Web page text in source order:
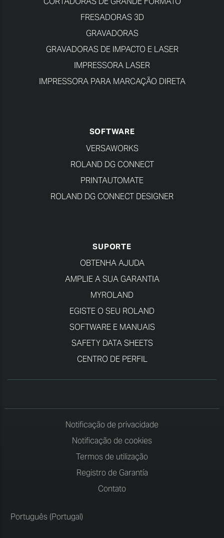
FRESADORAS 3D
GRAVADORAS
GRAVADORAS DE IMPACTO E LASER
IMPRESSORA LASER
IMPRESSORA PARA MARCAÇÃO DIRETA
SOFTWARE
VERSAWORKS
ROLAND DG CONNECT
PRINTAUTOMATE
ROLAND DG CONNECT DESIGNER
SUPORTE
OBTENHA AJUDA
AMPLIE A SUA GARANTIA
MYROLAND
EGISTE O SEU ROLAND
SOFTWARE E MANUAIS
SAFETY DATA SHEETS
CENTRO DE PERFIL
Notificação de privacidade
Notificação de cookies
Termos de utilização
Registro de Garantía
Contato
Português (Portugal)